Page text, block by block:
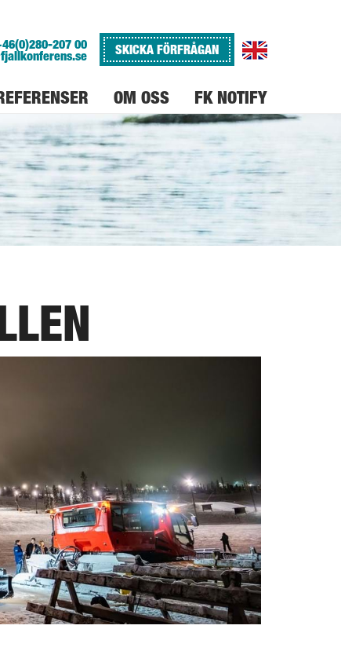
207 00 SKICKA FÖRFRÅGAN
OM OSS FK NOTIFY